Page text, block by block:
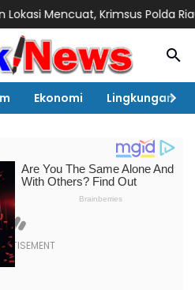
Polda Riau Akan Tinjauan
Ekonomi Lingkungan